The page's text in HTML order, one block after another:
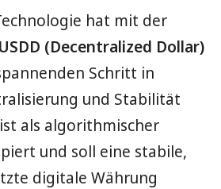
hat mit der
USDD (Decentralized Dollar)
Schritt in
und Stabilität
als algorithmischer
und soll eine stabile,
digitale Währung